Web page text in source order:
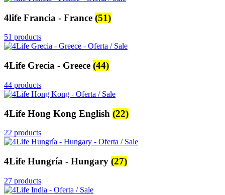
4life Francia - France (51)
51 products
4Life Grecia - Greece (44)
44 products
4Life Hong Kong English (22)
22 products
4Life Hungría - Hungary (27)
27 products